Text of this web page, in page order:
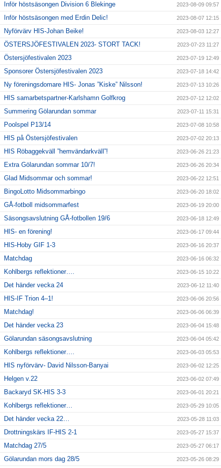
Inför höstsäsongen Division 6 Blekinge 2023-08-09 09:57
Inför höstsäsongen med Erdin Delic! 2023-08-07 12:15
Nyförvärv HIS-Johan Beike! 2023-08-03 12:27
ÖSTERSJÖFESTIVALEN 2023- STORT TACK! 2023-07-23 11:27
Östersjöfestivalen 2023 2023-07-19 12:49
Sponsorer Östersjöfestivalen 2023 2023-07-18 14:42
Ny föreningsdomare HIS- Jonas ”Kiske” Nilsson! 2023-07-13 10:26
HIS samarbetspartner-Karlshamn Golfkrog 2023-07-12 12:02
Summering Gölarundan sommar 2023-07-11 15:31
Poolspel P13/14 2023-07-08 10:58
HIS på Östersjöfestivalen 2023-07-02 20:13
HIS Röbaggekväll ”hemvändarkväll”! 2023-06-26 21:23
Extra Gölarundan sommar 10/7! 2023-06-26 20:34
Glad Midsommar och sommar! 2023-06-22 12:51
BingoLotto Midsommarbingo 2023-06-20 18:02
GÅ-fotboll midsommarfest 2023-06-19 20:00
Säsongsavslutning GÅ-fotbollen 19/6 2023-06-18 12:49
HIS- en förening! 2023-06-17 09:44
HIS-Hoby GIF 1-3 2023-06-16 20:37
Matchdag 2023-06-16 06:32
Kohlbergs reflektioner…. 2023-06-15 10:22
Det händer vecka 24 2023-06-12 11:40
HIS-IF Trion 4–1! 2023-06-06 20:56
Matchdag! 2023-06-06 06:39
Det händer vecka 23 2023-06-04 15:48
Gölarundan säsongsavslutning 2023-06-04 05:42
Kohlbergs reflektioner…. 2023-06-03 05:53
HIS nyförvärv- David Nilsson-Banyai 2023-06-02 12:25
Helgen v.22 2023-06-02 07:49
Backaryd SK-HIS 3-3 2023-06-01 20:21
Kohlbergs reflektioner… 2023-05-29 10:05
Det händer vecka 22… 2023-05-28 11:03
Drottningskärs IF-HIS 2-1 2023-05-27 15:37
Matchdag 27/5 2023-05-27 06:17
Gölarundan mors dag 28/5 2023-05-26 08:29